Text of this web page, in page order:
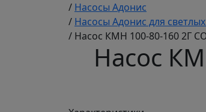
/ Насосы Адонис
/ Насосы Адонис для
/ Насос КМН 100-80-160 2Г
Насос